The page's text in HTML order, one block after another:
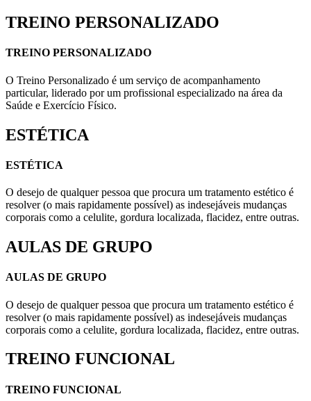
TREINO PERSONALIZADO
TREINO PERSONALIZADO
O Treino Personalizado é um serviço de acompanhamento
particular, liderado por um profissional especializado na área da
Saúde e Exercício Físico.
ESTÉTICA
ESTÉTICA
O desejo de qualquer pessoa que procura um tratamento estético é
resolver (o mais rapidamente possível) as indesejáveis mudanças
corporais como a celulite, gordura localizada, flacidez, entre outras.
AULAS DE GRUPO
AULAS DE GRUPO
O desejo de qualquer pessoa que procura um tratamento estético é
resolver (o mais rapidamente possível) as indesejáveis mudanças
corporais como a celulite, gordura localizada, flacidez, entre outras.
TREINO FUNCIONAL
TREINO FUNCIONAL